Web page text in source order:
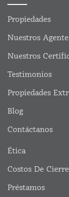
Propiedades
Nuestros
Nuestros
Testimonios
Propiedades
Blog
Contáctanos
Ética
Costos De Cierre
Préstamos